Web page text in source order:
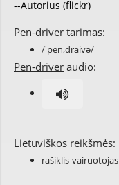
--Autorius (flickr)
Pen-driver tarimas:
/'pen,draivə/
Pen-driver audio:
Lietuviškos reikšmės:
rašiklis-vairuotojas